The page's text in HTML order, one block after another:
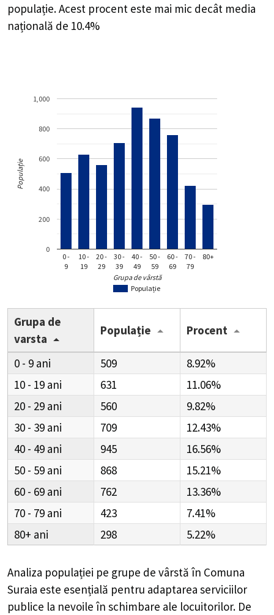
populație. Acest procent este mai mic decât media
națională de 10.4%
Populație
0 -
9
10 -
19
20 -
29
30 -
39
40 -
49
50 -
59
60 -
69
70 -
79
80+
0
200
400
600
800
1,000
Grupa de vârstă
Populație
Grupa de
varsta
Populație Procent
0 - 9 509
8.92%
10 - 19
631
11.06%
20 - 29
560
9.82%
30 - 39
709
12.43%
40 - 49
945
16.56%
50 - 59
868
15.21%
60 - 69
762
13.36%
70 - 79
423
7.41%
80+
298 5.22%
Analiza populației pe grupe de vârstă în Comuna
Suraia este esențială pentru adaptarea serviciilor
publice la nevoile în schimbare ale locuitorilor. De